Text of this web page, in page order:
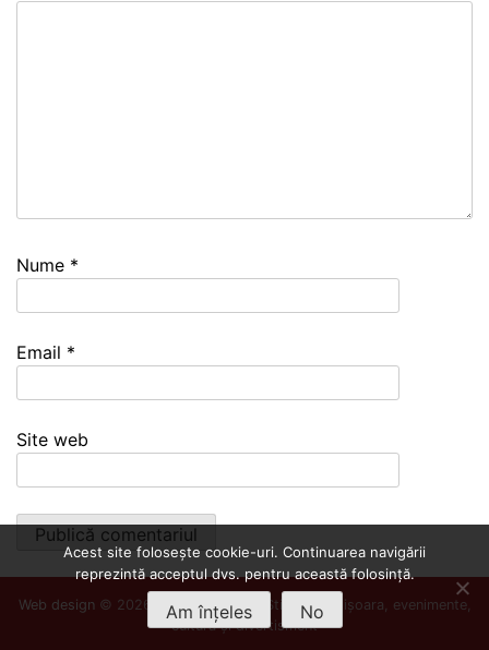
Nume *
Email *
Site web
Web design © 2026 Info Timișoara
- Știri din Timișoara, evenimente,
cultură și divertisment
Acest site folosește cookie-uri. Continuarea navigării
reprezintă acceptul dvs. pentru această folosință.
Am înțeles No